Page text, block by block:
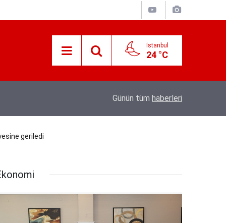
İstanbul
24 °C
Danişma Merkezini Ziyaret Etti
Günün tüm haberleri
geriledi